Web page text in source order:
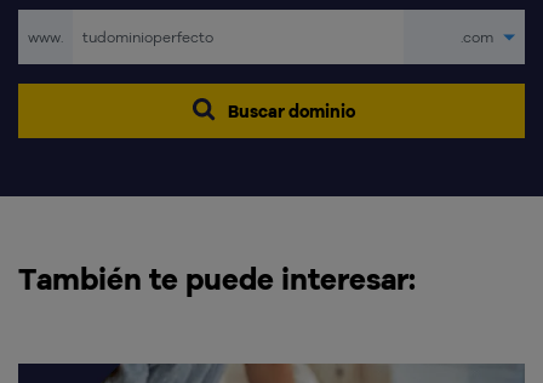
www. .com
Buscar dominio
También te puede interesar: